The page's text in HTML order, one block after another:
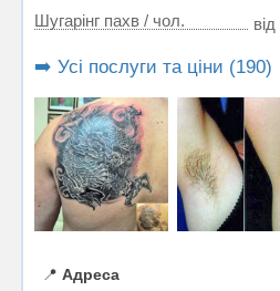
Шугарінг пахв / чол.
➡️ Усі послуги та ціни (190)
📍 Адреса